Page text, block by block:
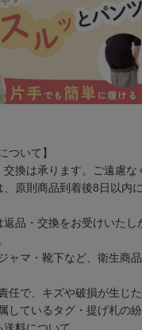
ついて】
換は承ります。ご遠慮な
、原則商品到着後8日以内
返品・交換をお受けいた
マ・靴下など、衛生商
で、キズや破損が生じ
ているタグ・提げ札の
送料について